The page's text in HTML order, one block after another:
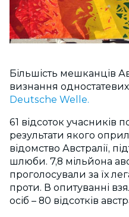
Більшість мешканців
визнання
Deutsche Welle.
61 відсоток учасників
результати якого
відомство Австралії,
шлюби. 7,8 мільйона
проголосували за їх
проти. В опитуванні
осіб – 80 відсотків